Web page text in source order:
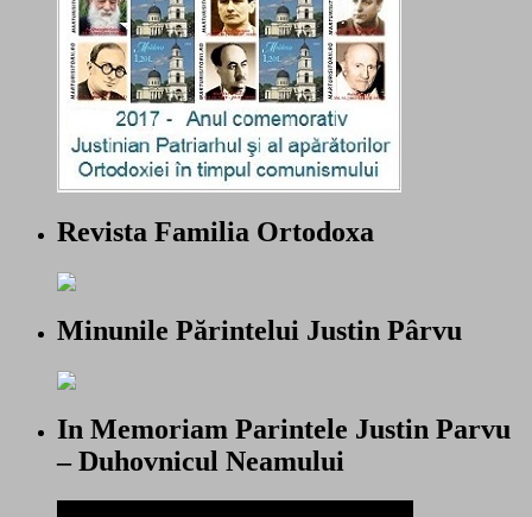
Revista Familia Ortodoxa
Minunile Părintelui Justin Pârvu
In Memoriam Parintele Justin Parvu
– Duhovnicul Neamului